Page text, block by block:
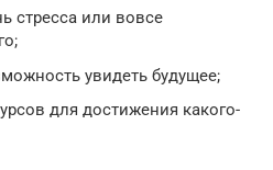
стресса или вовсе
увидеть будущее;
для достижения какого-